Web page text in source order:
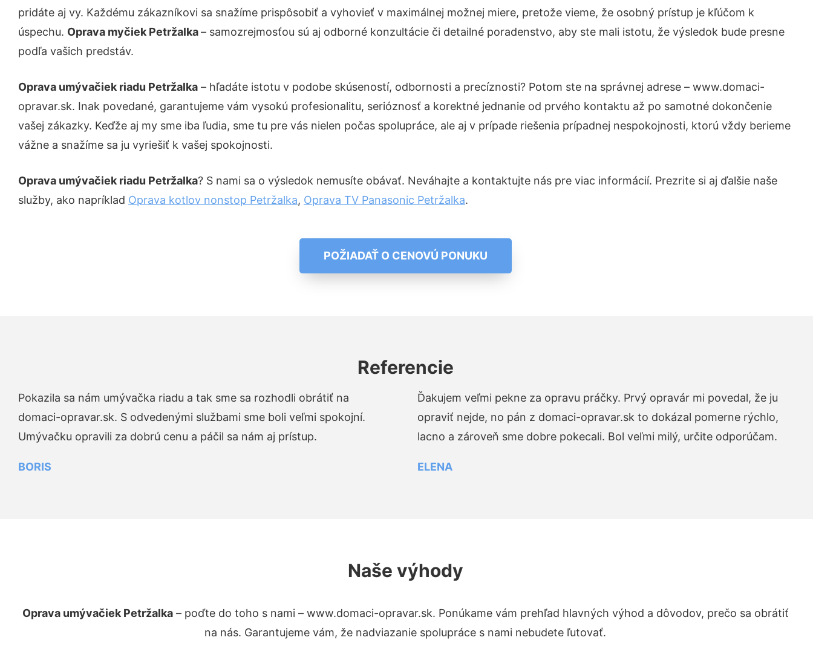
pridáte aj vy. Každému zákazníkovi sa snažíme prispôsobiť a vyhovieť v maximálnej možnej miere, pretože vieme, že osobný prístup je kľúčom k
úspechu. Oprava myčiek Petržalka– samozrejmosťou sú aj odborné konzultácie či detailné poradenstvo, aby ste mali istotu, že výsledok bude presne
podľa vašich predstáv.
Oprava umývačiek riadu Petržalka – hľadáte istotu v podobe skúseností, odbornosti a precíznosti? Potom ste na správnej adrese – www.domaci-
opravar.sk. Inak povedané, garantujeme vám vysokú profesionalitu, serióznosť a korektné jednanie od prvého kontaktu až po samotné dokončenie
vašej zákazky. Keďže aj my sme iba ľudia, sme tu pre vás nielen počas spolupráce, ale aj v prípade riešenia prípadnej nespokojnosti, ktorú vždy berieme
vážne a snažíme sa ju vyriešiť k vašej spokojnosti.
Oprava umývačiek riadu Petržalka? S nami sa o výsledok nemusíte obávať. Neváhajte a kontaktujte nás pre viac informácií. Prezrite si aj ďalšie naše
služby, ako napríklad Oprava kotlov nonstop Petržalka, Oprava TV Panasonic Petržalka.
POŽIADAŤ O CENOVÚ PONUKU
Referencie
Pokazila sa nám umývačka riadu a tak sme sa rozhodli obrátiť na
domaci-opravar.sk. S odvedenými službami sme boli veľmi spokojní.
Umývačku opravili za dobrú cenu a páčil sa nám aj prístup.
BORIS
Ďakujem veľmi pekne za opravu práčky. Prvý opravár mi povedal, že ju
opraviť nejde, no pán z domaci-opravar.sk to dokázal pomerne rýchlo,
lacno a zároveň sme dobre pokecali. Bol veľmi milý, určite odporúčam.
ELENA
Naše výhody
Oprava umývačiek Petržalka– poďte do toho s nami – www.domaci-opravar.sk. Ponúkame vám prehľad hlavných výhod a dôvodov, prečo sa obrátiť
na nás. Garantujeme vám, že nadviazanie spolupráce s nami nebudete ľutovať.